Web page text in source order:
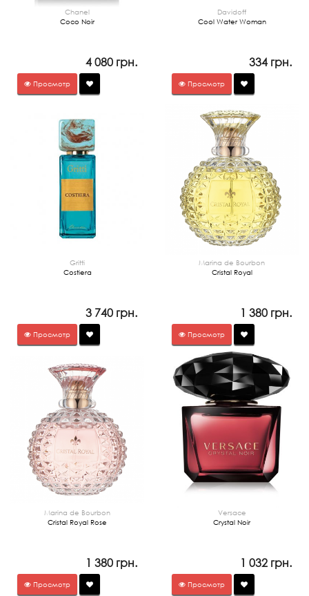
Chanel
Coco Noir
4 080 грн.
Просмотр
Davidoff
Cool Water Woman
334 грн.
Просмотр
Gritti
Costiera
3 740 грн.
Просмотр
Marina de Bourbon
Cristal Royal
1 380 грн.
Просмотр
Marina de Bourbon
Cristal Royal Rose
1 380 грн.
Просмотр
Versace
Crystal Noir
1 032 грн.
Просмотр